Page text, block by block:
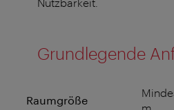
Grundlegende
Raumgröße